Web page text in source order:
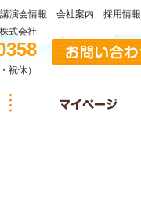
式会社
祝休）
施設情報
講演会情報 会社案内 採用情報